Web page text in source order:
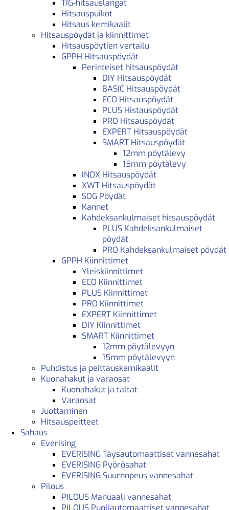
TIG-hitsauslangat
Hitsauspuikot
Hitsaus kemikaalit
Hitsauspöydät ja kiinnittimet
Hitsauspöytien vertailu
GPPH Hitsauspöydät
Perinteiset hitsauspöydät
DIY Hitsauspöydät
BASIC Hitsauspöydät
ECO Hitsauspöydät
PLUS Histauspöydät
PRO Hitsauspöydät
EXPERT Hitsauspöydät
SMART Hitsauspöydät
12mm pöytälevy
15mm pöytälevy
INOX Hitsauspöydät
XWT Hitsauspöydät
SOG Pöydät
Kannet
Kahdeksankulmaiset hitsauspöydät
PLUS Kahdeksankulmaiset
pöydät
PRO Kahdeksankulmaiset pöydät
GPPH Kiinnittimet
Yleiskiinnittimet
ECO Kiinnittimet
PLUS Kiinnittimet
PRO Kiinnittimet
EXPERT Kiinnittimet
DIY Kiinnittimet
SMART Kiinnittimet
12mm pöytälevyyn
15mm pöytälevyyn
Puhdistus ja peittauskemikaalit
Kuonahakut ja varaosat
Kuonahakut ja taltat
Varaosat
Juottaminen
Hitsauspeitteet
Sahaus
Everising
EVERISING Täysautomaattiset vannesahat
EVERISING Pyörösahat
EVERISING Suurnopeus vannesahat
Pilous
PILOUS Manuaali vannesahat
PILOUS Puoliautomaattiset vannesahat